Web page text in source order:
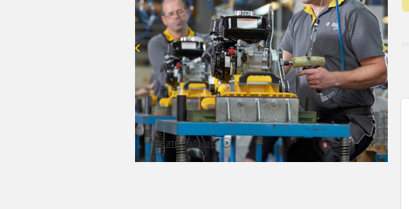
Узнать больше